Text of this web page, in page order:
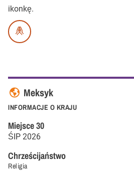
ikonkę.
INFORMACJE O KRAJU
Meksyk
Miejsce30
ŚIP 2026
Religia
Chrześcijaństwo